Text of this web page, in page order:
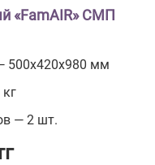
«FamAIR» СМП
500х420х980 мм
— 2 шт.